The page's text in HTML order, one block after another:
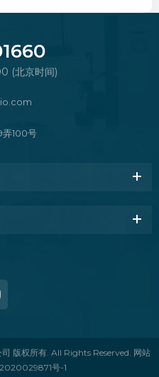
(北京时间)
弄100号
版权所有. All Rights Reserved. 网站
号-1